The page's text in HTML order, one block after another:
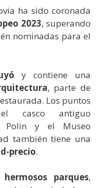
ha sido coronada
2023, superando
nominadas para el
y contiene una
, parte de
Los puntos
casco antiguo
Polin y el Museo
también tiene una
precio.
hermosos parques,